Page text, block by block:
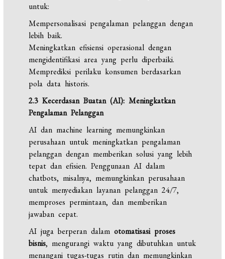
untuk:
Mempersonalisasi pengalaman pelanggan dengan
lebih baik.
Meningkatkan efisiensi operasional dengan
mengidentifikasi area yang perlu diperbaiki.
Memprediksi perilaku konsumen berdasarkan
pola data historis.
2.3 Kecerdasan Buatan (AI): Meningkatkan
Pengalaman Pelanggan
AI dan machine learning memungkinkan
perusahaan untuk meningkatkan pengalaman
pelanggan dengan memberikan solusi yang lebih
tepat dan efisien. Penggunaan AI dalam
chatbots, misalnya, memungkinkan perusahaan
untuk menyediakan layanan pelanggan 24/7,
memproses permintaan, dan memberikan
jawaban cepat.
AI juga berperan dalamotomatisasi proses
bisnis, mengurangi waktu yang dibutuhkan untuk
menangani tugas-tugas rutin dan memungkinkan